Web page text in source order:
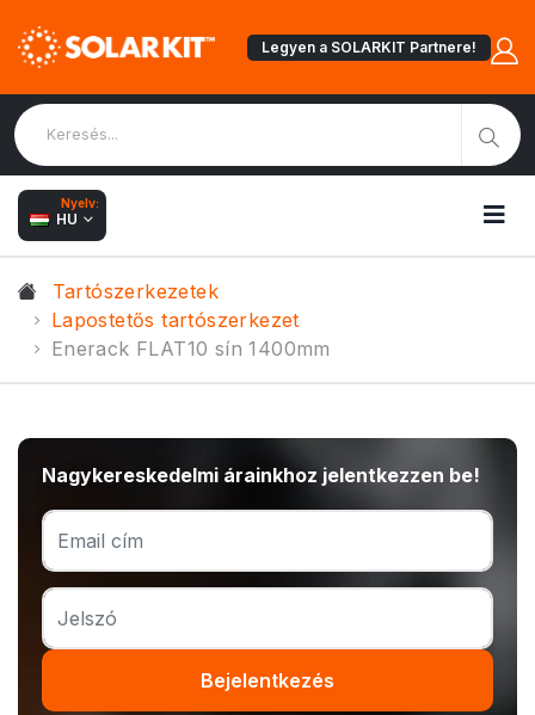
Legyen a SOLARKIT Partnere!
Nyelv:
HU
Tartószerkezetek
Lapostetős tartószerkezet
Enerack FLAT10 sín 1400mm
Nagykereskedelmi árainkhoz jelentkezzen be!
Bejelentkezés